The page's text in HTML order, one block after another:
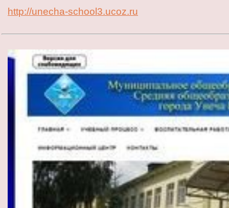
http://unecha-school3.ucoz.ru